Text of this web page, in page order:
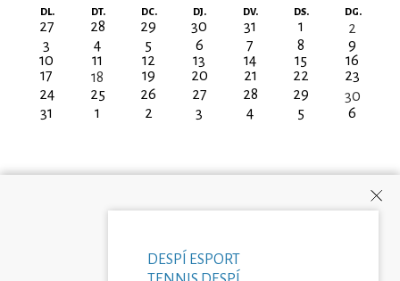
Paginació
DL. DT. DC. DJ. DV. DS. DG.
27 28 29 30 31 1
2
3
4 5 6 7 8
9
10
11 12 13 14 15
16
17
18 19 20 21 22
23
24
25 26 27 28 29
30
31
1 2 3 4 5 6
DESPÍ ESPORT